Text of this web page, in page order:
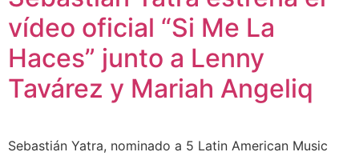
vídeo oficial “Si Me La
Haces” junto a Lenny
Tavárez y Mariah Angeliq
Sebastián Yatra, nominado a 5 Latin American Music